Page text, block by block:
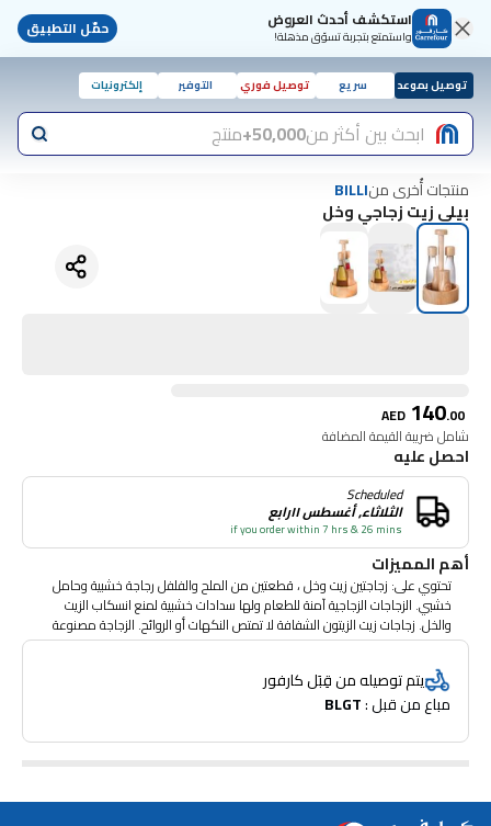
استكشف أحدث العروض
واستمتع بتجربة تسوّق مذهلة! حمّل التطبيق
توصيل بموعد سريع توصيل فوري التوفير إلكترونيات
ابحث بين أكثر من50,000+ منتج
منتجات أُخرى منBILLI
بيلي زيت زجاجي وخل
AED 140.00
شامل ضريبة القيمة المضافة
احصل عليه
Scheduled
الثلاثاء, أغسطس ١١رابع
if you order within 7 hrs & 26 mins
أهم المميزات
تحتوي على: زجاجتين زيت وخل ، قطعتين من الملح والفلفل رجاجة خشبية وحامل
خشبي. الزجاجات الزجاجية آمنة للطعام ولها سدادات خشبية لمنع انسكاب الزيت
والخل. زجاجات زيت الزيتون الشفافة لا تمتص النكهات أو الروائح. الزجاجة مصنوعة
من مواد عالية الجودة بما في ذلك زجاج عالي الجودة. هزازات الملح والفلفل
والحامل مصنوعان من الخشب المطاطي لقوة التحمل وصديقة للبيئة. يغسل يدوياً
سم
يتم توصيله من قِبَل كارفور
مباع من قبل : BLGT